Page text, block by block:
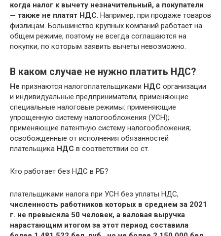
когда налог к вычету незначительный, а покупатели
— также не платят НДС. Например, при продаже товаров
физлицам. Большинство крупных компаний работает на
общем режиме, поэтому не всегда соглашаются на
покупки, по которым заявить вычеты невозможно.
В каком случае не нужно платить НДС?
Не признаются налогоплательщиками НДС организации
и индивидуальные предприниматели, применяющие
специальные налоговые режимы: применяющие
упрощенную систему налогообложения (УСН);
применяющие патентную систему налогообложения;
освобожденные от исполнения обязанностей
плательщика НДС в соответствии со ст.
Кто работает без НДС в РБ?
плательщиками налога при УСН без уплаты НДС,
численность работников которых в среднем за 2021
г. не превысила 50 человек, а валовая выручка
нарастающим итогом за этот период составила